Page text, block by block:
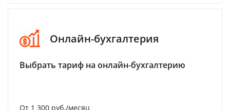
Онлайн-бухгалтерия
Выбрать тариф на онлайн-бухгалтерию
От 1 300 руб./месяц